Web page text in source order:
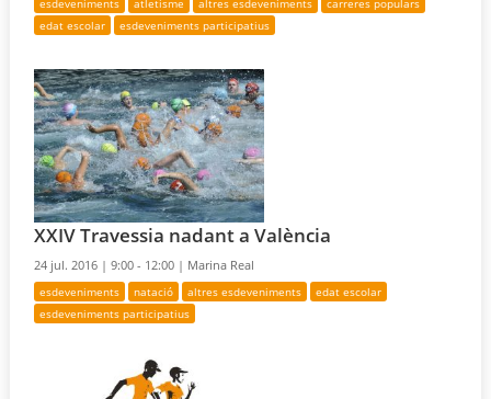
esdeveniments atletisme altres esdeveniments
carreres populars
edat escolar
esdeveniments participatius
XXIV Travessia nadant a València
24 jul. 2016 |9:00 - 12:00 | Marina Real
esdeveniments natació altres esdeveniments
edat escolar
esdeveniments participatius